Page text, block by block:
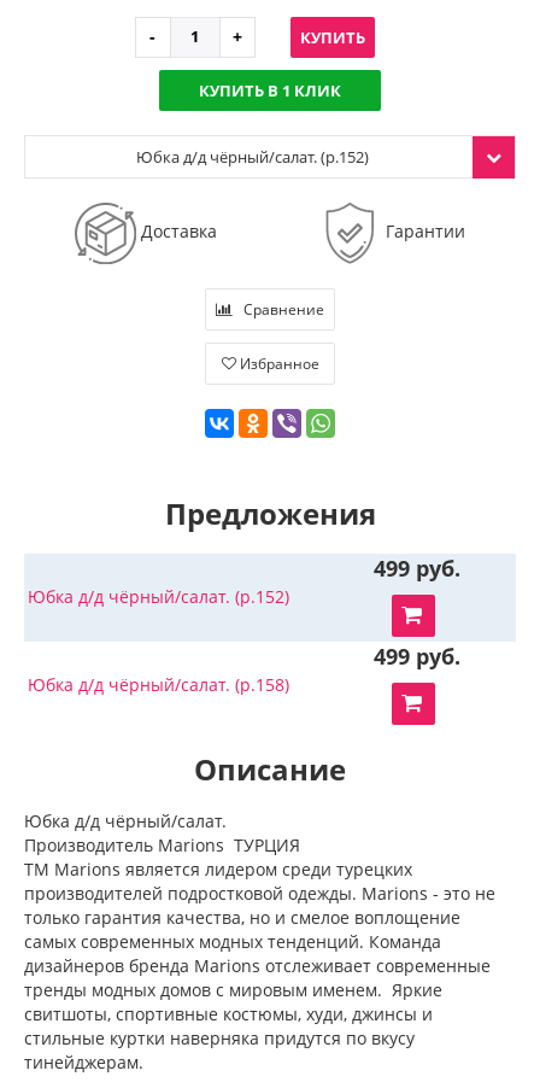
КУПИТЬ
КУПИТЬ В 1 КЛИК
Юбка д/д чёрный/салат. (р.152)
Доставка Гарантии
Сравнение
Избранное
Предложения
Юбка д/д чёрный/салат. (р.152)
499 руб.
Юбка д/д чёрный/салат. (р.158)
499 руб.
Описание
Юбка д/д чёрный/салат.
Производитель Marions ТУРЦИЯ
ТМ Marions является лидером среди турецких
производителей подростковой одежды. Marions - это не
только гарантия качества, но и смелое воплощение
самых современных модных тенденций. Команда
дизайнеров бренда Marions отслеживает современные
тренды модных домов с мировым именем. Яркие
свитшоты, спортивные костюмы, худи, джинсы и
стильные куртки наверняка придутся по вкусу
тинейджерам.